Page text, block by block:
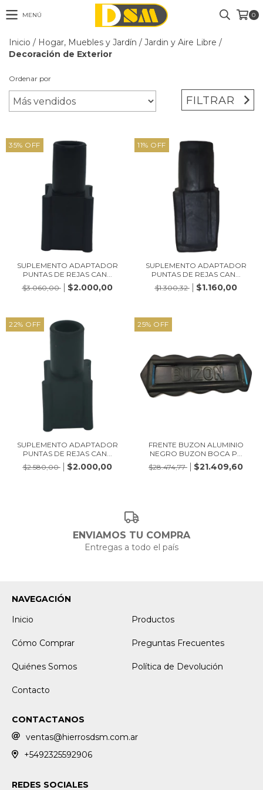
MENÚ 0
Inicio / Hogar, Muebles y Jardín / Jardin y Aire Libre /
Decoración de Exterior
Ordenar por
FILTRAR
35% OFF
SUPLEMENTO ADAPTADOR
PUNTAS DE REJAS CAN...
$3.060,00
$2.000,00
11% OFF
SUPLEMENTO ADAPTADOR
PUNTAS DE REJAS CAN...
$1.300,32
$1.160,00
22% OFF
SUPLEMENTO ADAPTADOR
PUNTAS DE REJAS CAN...
$2.580,00
$2.000,00
25% OFF
FRENTE BUZON ALUMINIO
NEGRO BUZON BOCA P...
$28.474,77
$21.409,60
ENVIAMOS TU COMPRA
Entregas a todo el país
NAVEGACIÓN
Inicio
Productos
Cómo Comprar Preguntas Frecuentes
Quiénes Somos Política de Devolución
Contacto
CONTACTANOS
ventas@hierrosdsm.com.ar
+5492325592906
REDES SOCIALES